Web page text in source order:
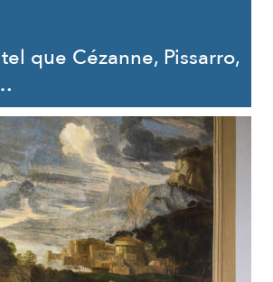
que Cézanne, Pissarro,